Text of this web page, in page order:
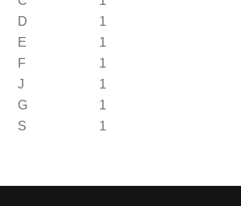
D
1
E
1
F
1
J
1
G
1
S
1